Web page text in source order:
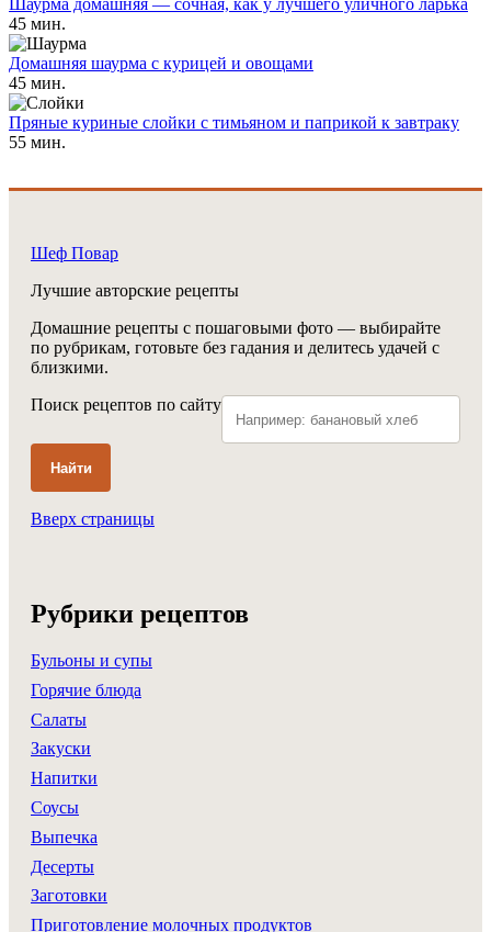
Шаурма домашняя — сочная, как у лучшего уличного ларька
45 мин.
Домашняя шаурма с курицей и овощами
45 мин.
Пряные куриные слойки с тимьяном и паприкой к завтраку
55 мин.
Шеф Повар
Лучшие авторские рецепты
Домашние рецепты с пошаговыми фото — выбирайте
по рубрикам, готовьте без гадания и делитесь удачей с
близкими.
Поиск рецептов по сайту
Найти
Вверх страницы
Рубрики рецептов
Бульоны и супы
Горячие блюда
Салаты
Закуски
Напитки
Соусы
Выпечка
Десерты
Заготовки
Приготовление молочных продуктов